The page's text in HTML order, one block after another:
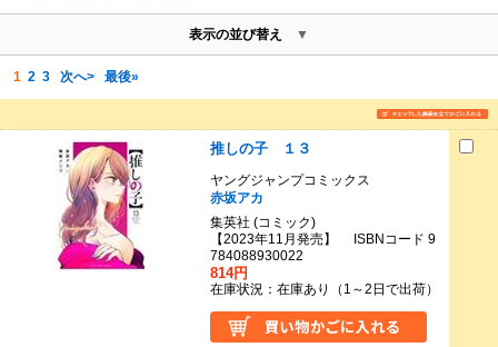
表示の並び替え
1 2 3 次へ> 最後»
推しの子 １３
ヤングジャンプコミックス
赤坂アカ
集英社 (コミック)
【2023年11月発売】 ISBNコード 9
784088930022
814円
在庫状況：在庫あり（1～2日で出荷）